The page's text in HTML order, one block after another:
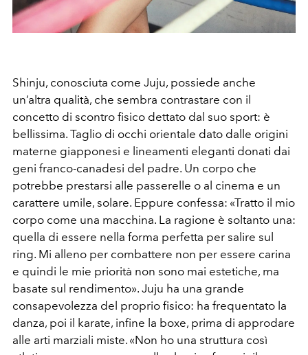
Shinju, conosciuta come Juju, possiede anche
un’altra qualità, che sembra contrastare con il
concetto di scontro fisico dettato dal suo sport: è
bellissima. Taglio di occhi orientale dato dalle origini
materne giapponesi e lineamenti eleganti donati dai
geni franco-canadesi del padre. Un corpo che
potrebbe prestarsi alle passerelle o al cinema e un
carattere umile, solare. Eppure confessa: «Tratto il mio
corpo come una macchina. La ragione è soltanto una:
quella di essere nella forma perfetta per salire sul
ring. Mi alleno per combattere non per essere carina
e quindi le mie priorità non sono mai estetiche, ma
basate sul rendimento». Juju ha una grande
consapevolezza del proprio fisico: ha frequentato la
danza, poi il karate, infine la boxe, prima di approdare
alle arti marziali miste. «Non ho una struttura così